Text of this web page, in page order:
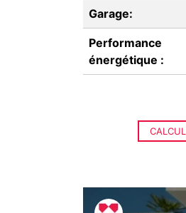
Garage:
Performance
énergétique :